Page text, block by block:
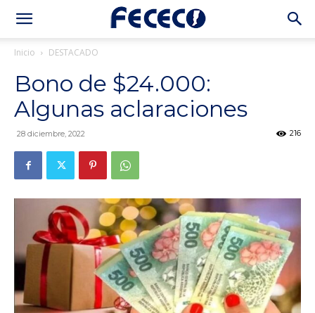
Inicio DESTACADO
Bono de $24.000:
Algunas aclaraciones
28 diciembre, 2022 216